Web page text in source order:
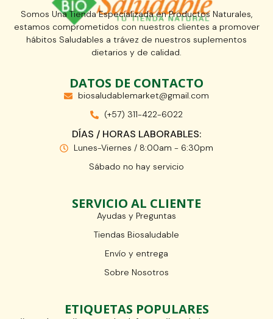
Somos Una Tienda Especializada en Productos Naturales,
estamos comprometidos con nuestros clientes a promover
hábitos Saludables a trávez de nuestros suplementos
dietarios y de calidad.
DATOS DE CONTACTO
biosaludablemarket@gmail.com
(+57) 311-422-6022
DÍAS / HORAS LABORABLES:
Lunes-Viernes / 8:00am - 6:30pm
Sábado no hay servicio
SERVICIO AL CLIENTE
Ayudas y Preguntas
Tiendas Biosaludable
Envío y entrega
Sobre Nosotros
ETIQUETAS POPULARES